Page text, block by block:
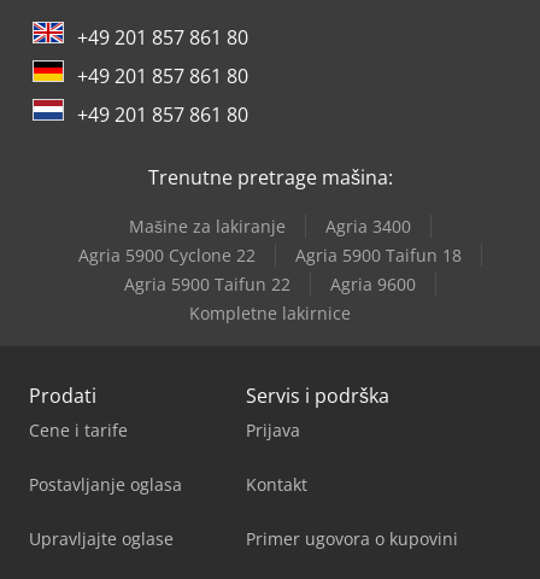
+49 201 857 861 80
+49 201 857 861 80
+49 201 857 861 80
Trenutne pretrage mašina:
Mašine za lakiranje
Agria 3400
Agria 5900 Cyclone 22
Agria 5900 Taifun 18
Agria 5900 Taifun 22
Agria 9600
Kompletne lakirnice
Prodati
Cene i tarife
Postavljanje oglasa
Upravljajte oglase
Servis i podrška
Prijava
Kontakt
Primer ugovora o kupovini